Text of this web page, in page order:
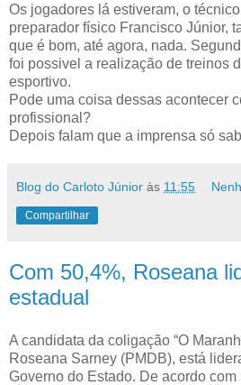
Os jogadores lá estiveram, o
preparador físico Francisco Júnior,
que é bom, até agora, nada.
foi possivel a realização de treinos
esportivo.
Pode uma coisa dessas acontecer
profissional?
Depois falam que a imprensa só
Blog do Carloto Júnior às 11:55
Compartilhar
Com 50,4%, Roseana
estadual
A candidata da coligação “O
Roseana Sarney (PMDB), está
Governo do Estado. De acordo